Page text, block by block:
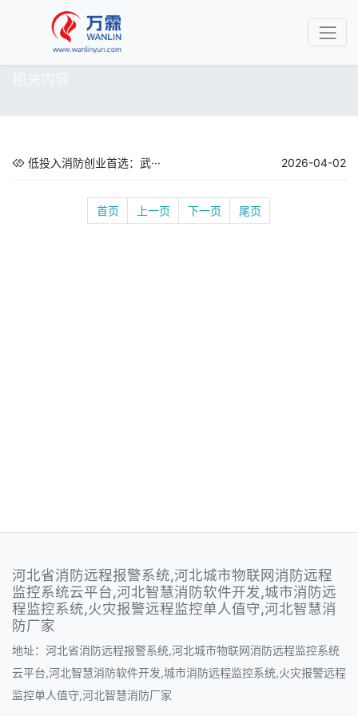
低投入消防创业首选：武··· 2026-04-02
首页 上一页 下一页 尾页
河北省消防远程报警系统,河北城市物联网消防远程
监控系统云平台,河北智慧消防软件开发,城市消防远
程监控系统,火灾报警远程监控单人值守,河北智慧消
防厂家
地址：河北省消防远程报警系统,河北城市物联网消防远程监控系统
云平台,河北智慧消防软件开发,城市消防远程监控系统,火灾报警远程
监控单人值守,河北智慧消防厂家